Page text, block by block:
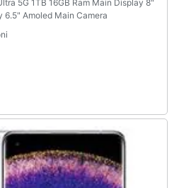
5G 1TB 16GB Ram Main Display 8"
Amoled Main Camera
(1 nano+eSim) Android
Cream Europa